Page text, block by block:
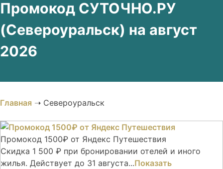
Промокод СУТОЧНО.РУ
(Североуральск) на август
2026
Главная ➝ Североуральск
Промокод 1500₽ от Яндекс Путешествия
Скидка 1 500 ₽ при бронировании отелей и иного
жилья. Действует до 31 августа...Показать